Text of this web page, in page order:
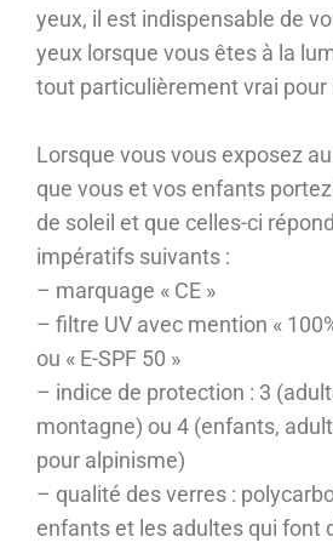
yeux, il est indispensable de
yeux lorsque vous êtes à la
tout particulièrement vrai pour
Lorsque vous vous exposez
que vous et vos enfants
de soleil et que celles-ci
impératifs suivants :
– marquage « CE »
– filtre UV avec mention «
ou « E-SPF 50 »
– indice de protection : 3
montagne) ou 4 (enfants,
pour alpinisme)
– qualité des verres :
enfants et les adultes qui font